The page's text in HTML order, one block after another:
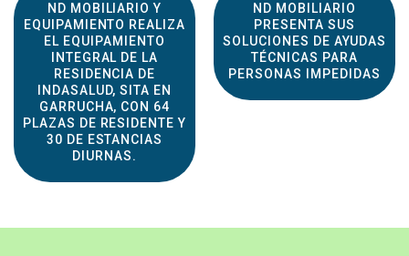
ND MOBILIARIO Y
EQUIPAMIENTO REALIZA
EL EQUIPAMIENTO
INTEGRAL DE LA
RESIDENCIA DE
INDASALUD, SITA EN
GARRUCHA, CON 64
PLAZAS DE RESIDENTE Y
30 DE ESTANCIAS
DIURNAS.
ND MOBILIARIO
PRESENTA SUS
SOLUCIONES DE AYUDAS
TÉCNICAS PARA
PERSONAS IMPEDIDAS